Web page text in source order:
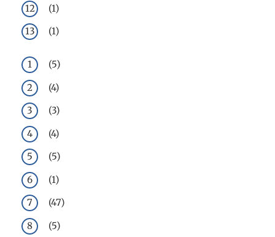
(1)
(1)
(5)
(4)
(3)
(4)
(5)
(1)
(47)
(5)